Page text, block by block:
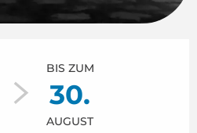
BIS ZUM
30.
AUGUST